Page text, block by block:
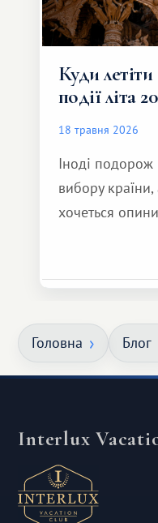
Куди
події літа
18 травня 2026
Іноді подорож
вибору країни,
хочеться
Головна Блог
Interlux